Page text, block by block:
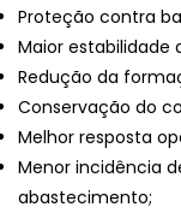
Proteção contra
Maior estabilidade
Redução da
Conservação do
Melhor resposta
Menor incidência
abastecimento;